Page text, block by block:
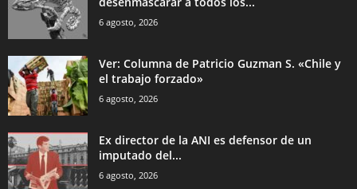
6 agosto, 2026
Ver: Columna de Patricio Guzman S. «Chile y
el trabajo forzado»
6 agosto, 2026
Ex director de la ANI es defensor de un
imputado del...
6 agosto, 2026